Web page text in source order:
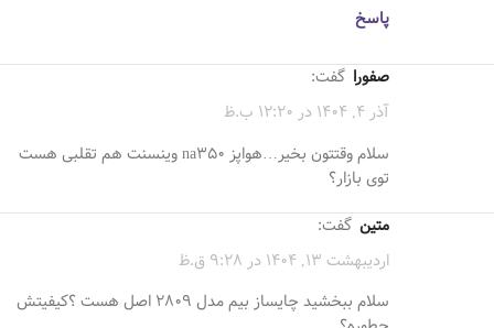
پاسخ
صفورا گفت:
آذر 4, 1404 در 12:20 ب.ظ
سلام وقتتون بخیر…هواپز na350 وینسنت هم تقلبی هست
توی بازار؟
متین گفت:
اردیبهشت 13, 1404 در 9:28 ق.ظ
سلام ببخشید چایساز بیم مدل ۲۸۰۹ اصل هست ؟کیفیتش